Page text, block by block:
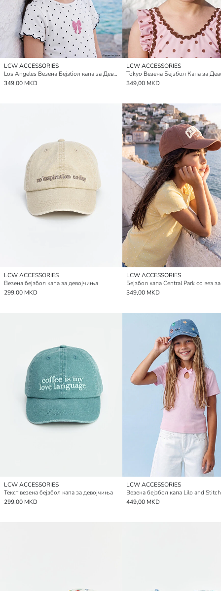
LCW ACCESSORIES
Los Angeles Везенa Бејзбол капа за Девојчиња
349,00 MKD
LCW ACCESSORIES
Tokyo Везена Бејзбол Капа за
349,00 MKD
LCW ACCESSORIES
Везена бејзбол капа за девојчиња
299,00 MKD
LCW ACCESSORIES
349,00 MKD
LCW ACCESSORIES
Текст везена бејзбол капа за девојчиња
299,00 MKD
LCW ACCESSORIES
449,00 MKD